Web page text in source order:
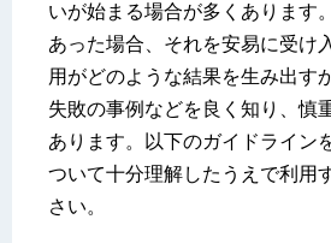
いが始まる場合が多くあります
あった場合、それを安易に受け
用がどのような結果を生み出す
失敗の事例などを良く知り、慎
あります。以下のガイドライン
ついて十分理解したうえで利用
さい。